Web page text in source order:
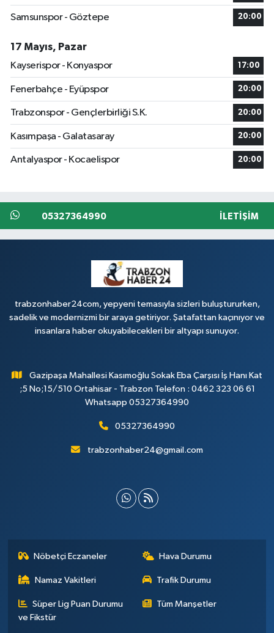
Samsunspor - Göztepe 20:00
17 Mayıs, Pazar
Kayserispor - Konyaspor
17:00
Fenerbahçe - Eyüpspor 20:00
Trabzonspor - Gençlerbirliği S.K. 20:00
Kasımpaşa - Galatasaray 20:00
Antalyaspor - Kocaelispor 20:00
05327364990 İLETIŞIM
trabzonhaber24com, yepyeni temasıyla sizleri buluştururken,
sadelik ve modernizmi bir araya getiriyor. Şatafattan kaçınıyor ve
insanlara haber okuyabilecekleri bir altyapı sunuyor.
Gazipaşa Mahallesi Kasımoğlu Sokak Eba Çarşısı İş Hanı Kat
;5 No;15/510 Ortahisar - Trabzon Telefon : 0462 323 06 61
Whatsapp 05327364990
05327364990
trabzonhaber24@gmail.com
Nöbetçi Eczaneler Hava Durumu
Namaz Vakitleri Trafik Durumu
Süper Lig Puan Durumu
ve Fikstür
Tüm Manşetler